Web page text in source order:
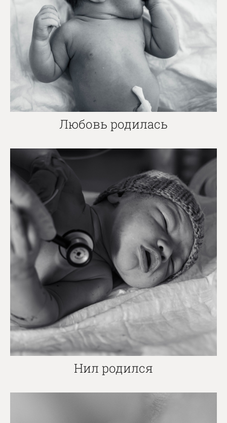
Любовь родилась
Нил родился